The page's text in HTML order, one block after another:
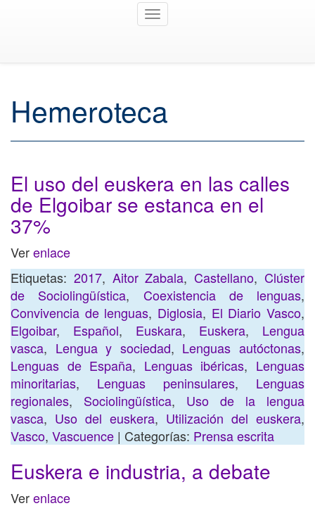
Toggle
Hemeroteca
El uso del euskera en las calles
de Elgoibar se estanca en el
37%
Verenlace
Etiquetas: 2017, Aitor Zabala,Castellano,Clúster
de Sociolingüística, Coexistencia de lenguas,
Convivencia de lenguas, Diglosia, El Diario Vasco,
Elgoibar, Español, Euskara, Euskera, Lengua
vasca, Lengua y sociedad, Lenguas autóctonas,
Lenguas de España, Lenguas ibéricas, Lenguas
minoritarias, Lenguas peninsulares, Lenguas
regionales, Sociolingüística, Uso de la lengua
vasca, Uso del euskera, Utilización del euskera,
Vasco, Vascuence | Categorías: Prensa escrita
Euskera e industria, a debate
Verenlace